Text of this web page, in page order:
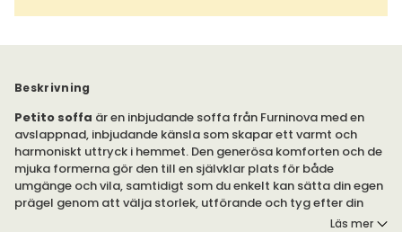
Beskrivning
Petito soffa är en inbjudande soffa från Furninova med en
avslappnad, inbjudande känsla som skapar ett varmt och
harmoniskt uttryck i hemmet. Den generösa komforten och de
mjuka formerna gör den till en självklar plats för både
umgänge och vila, samtidigt som du enkelt kan sätta din egen
prägel genom att välja storlek, utförande och tyg efter din
Läs mer